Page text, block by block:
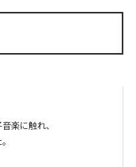
楽に触れ、